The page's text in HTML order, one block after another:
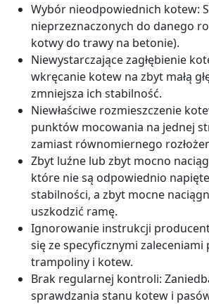
Wybór nieodpowiednich kotew:
nieprzeznaczonych do danego
kotwy do trawy na betonie).
Niewystarczające zagłębienie
wkręcanie kotew na zbyt małą
zmniejsza ich stabilność.
Niewłaściwe rozmieszczenie
punktów mocowania na jednej
zamiast równomiernego
Zbyt luźne lub zbyt mocno
które nie są odpowiednio
stabilności, a zbyt mocne
uszkodzić ramę.
Ignorowanie instrukcji
się ze specyficznymi
trampoliny i kotew.
Brak regularnej kontroli:
sprawdzania stanu kotew i